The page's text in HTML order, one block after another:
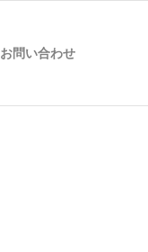
お問い合わせ